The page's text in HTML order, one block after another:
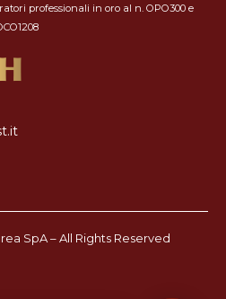
professionali in oro al n. OPO300 e
SpA – All Rights Reserved